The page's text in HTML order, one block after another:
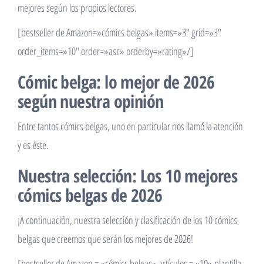
mejores según los propios lectores.
[bestseller de Amazon=»cómics belgas» items=»3″ grid=»3″
order_items=»10″ order=»asc» orderby=»rating»/]
Cómic belga: lo mejor de 2026
según nuestra opinión
Entre tantos cómics belgas, uno en particular nos llamó la atención
y es éste.
Nuestra selección: Los 10 mejores
cómics belgas de 2026
¡A continuación, nuestra selección y clasificación de los 10 cómics
belgas que creemos que serán los mejores de 2026!